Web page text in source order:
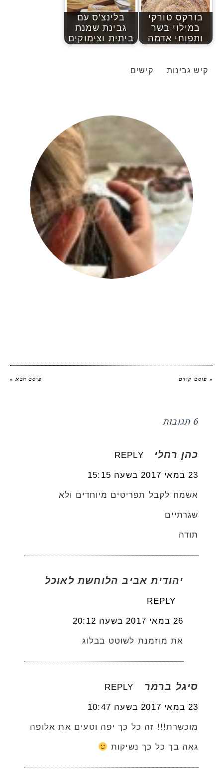
בורקס טורקי
במילוי בשר
ותפוחי אדמה
בלינצ'ס עם
גבינת שמנת
ביתית וצימוקים
קיש גבינות קישים
« פוסט קודם פוסט הבא »
6 תגובות
כהן רחלי REPLY
23 במאי 2017 בשעה 15:15
אשמח לקבל תפריטים מיוחדים ולא
שגרתיים
תודה
יהודית אביב הלוחשת לאוכל
REPLY
26 במאי 2017 בשעה 20:12
את מוזמנת לשוטט בבלוג
סיגל ברמר REPLY
23 במאי 2017 בשעה 10:47
מוכשרת!!! זה כל כך יפה וטעים את אלופה
גאה בך כל כך נשיקות